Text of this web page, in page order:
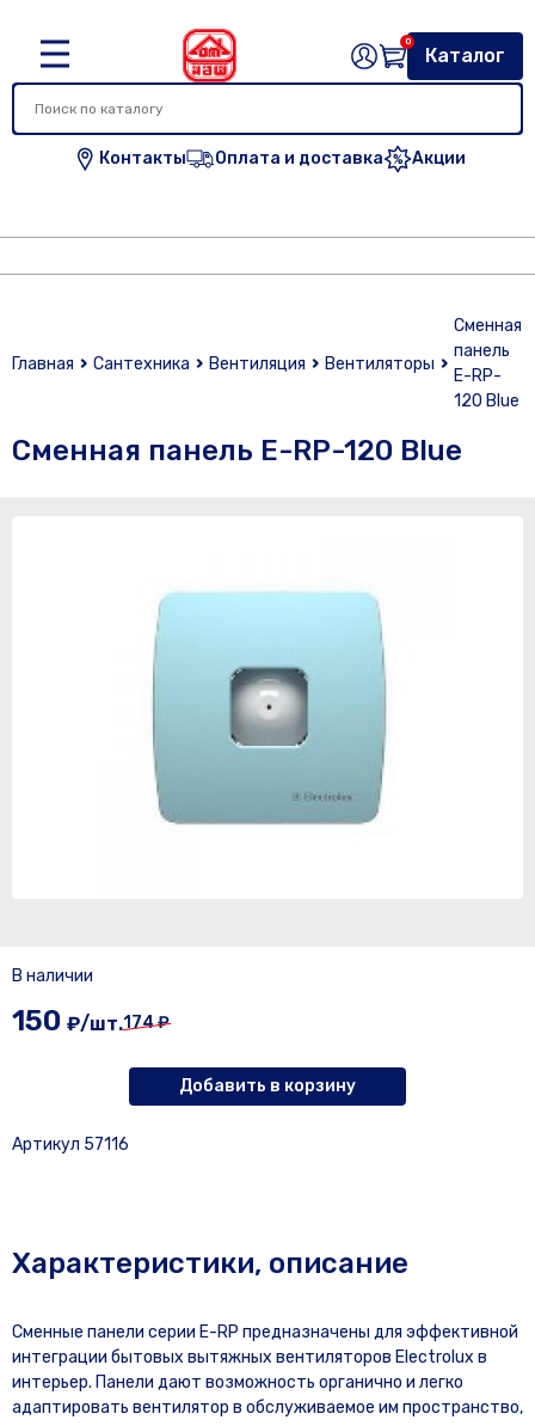
Контакты Оплата и доставка Акции
Каталог
0
Главная Сантехника Вентиляция Вентиляторы
Сменная
панель
E-RP-
120 Blue
Сменная панель E-RP-120 Blue
В наличии
150 ₽/шт.174 ₽
Добавить в корзину
Артикул 57116
Характеристики, описание
Сменные панели серии E-RP предназначены для эффективной
интеграции бытовых вытяжных вентиляторов Electrolux в
интерьер. Панели дают возможность органично и легко
адаптировать вентилятор в обслуживаемое им пространство,